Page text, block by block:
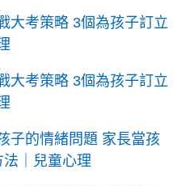
大考策略 3個為孩子訂立
大考策略 3個為孩子訂立
子的情緒問題 家長當孩
｜兒童心理